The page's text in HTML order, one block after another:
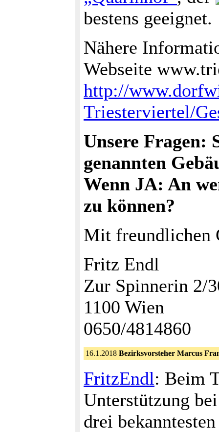
bestens geeignet.
Nähere
Webseite
http://
Triesterviertel/
Unsere Fragen:
genannten
Wenn JA: An
zu können?
Mit freundlichen
Fritz Endl
Zur Spinnerin 2/
1100 Wien
0650/4814860
16.1.2018 Bezirksvorsteher Marcus
FritzEndl: Beim
Unterstützung
drei